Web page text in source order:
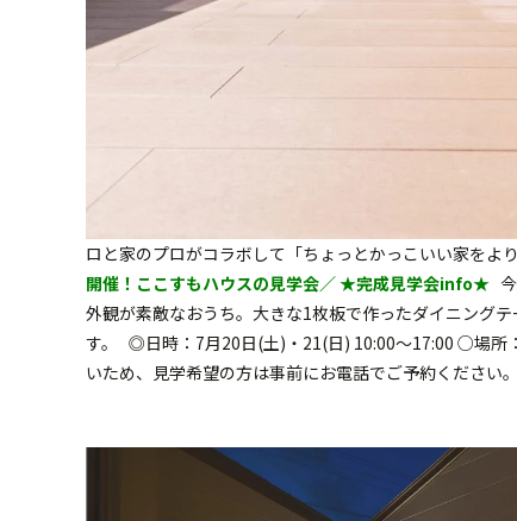
ロと家のプロがコラボして「ちょっとかっこいい家を
開催！ここすもハウスの見学会／★完成見学会info★
外観が素敵なおうち。大きな1枚板で作ったダイニング
す。 ◎日時：7月20日(土)・21(日) 10:00〜17:00 ○場所
いため、見学希望の方は事前にお電話でご予約ください。